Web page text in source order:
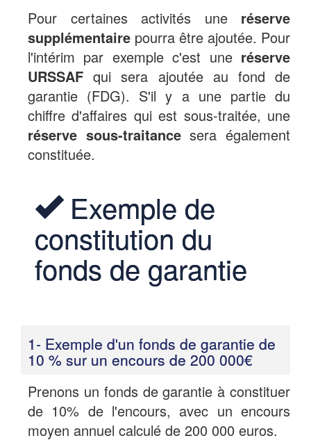
Pour certaines activités une réserve
supplémentaire pourra être ajoutée. Pour
l'intérim par exemple c'est une réserve
URSSAFqui sera ajoutée au fond de
garantie (FDG). S'il y a une partie du
chiffre d'affaires qui est sous-traitée, une
réserve sous-traitancesera également
constituée.
Exemple de
constitution du
fonds de garantie
1- Exemple d'un fonds de garantie de
10 % sur un encours de 200 000€
Prenons un fonds de garantie à constituer
de 10% de l'encours, avec un encours
moyen annuel calculé de 200 000 euros.